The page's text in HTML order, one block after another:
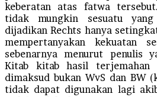
keberatan atas fatwa
tidak mungkin sesuatu
dijadikan Rechts hanya
mempertanyakan kekuatan
sebenarnya menurut penulis
Kitab kitab hasil terjemahan
dimaksud bukan WvS dan BW
tidak dapat digunakan lagi